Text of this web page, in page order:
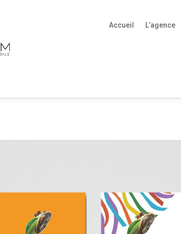
Accueil L’agence